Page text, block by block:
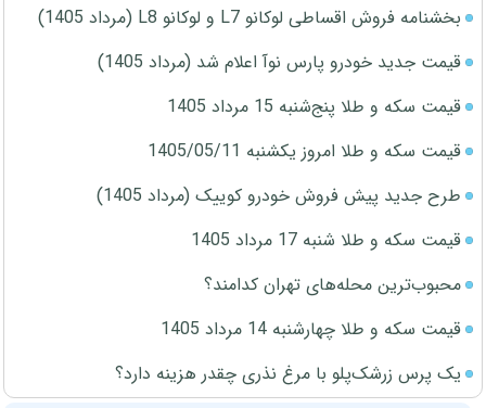
بخشنامه فروش اقساطی لوکانو L7 و لوکانو L8 (مرداد 1405)
قیمت جدید خودرو پارس نوآ اعلام شد (مرداد 1405)
قیمت سکه و طلا پنج‌شنبه 15 مرداد 1405
قیمت سکه و طلا امروز یکشنبه 1405/05/11
طرح جدید پیش فروش خودرو کوییک (مرداد 1405)
قیمت سکه و طلا شنبه 17 مرداد 1405
محبوب‌ترین محله‌های تهران کدامند؟
قیمت سکه و طلا چهارشنبه 14 مرداد 1405
یک پرس زرشک‌پلو با مرغ نذری چقدر هزینه دارد؟